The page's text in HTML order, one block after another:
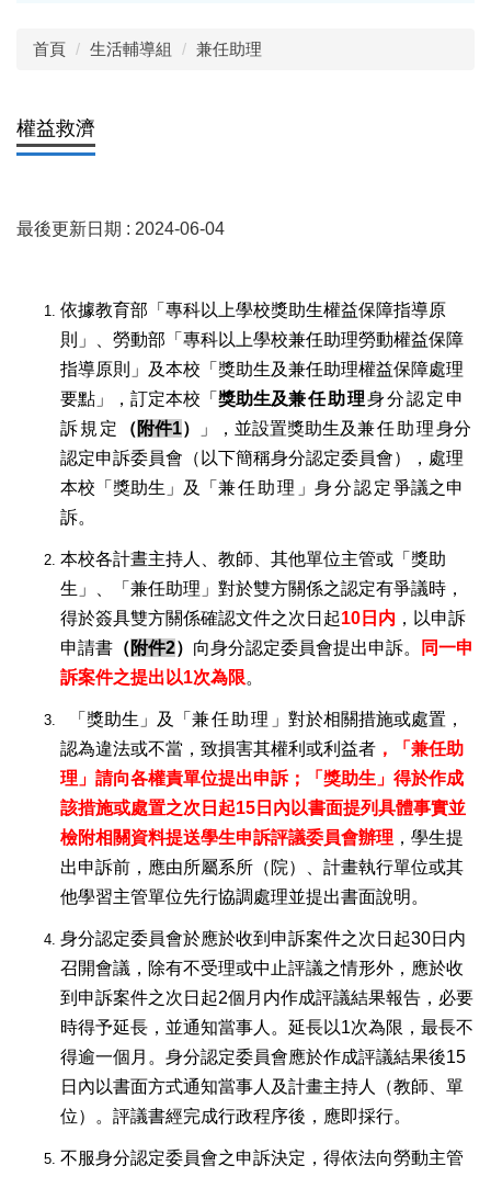
首頁 生活輔導組 兼任助理
權益救濟
最後更新日期 : 2024-06-04
依據教育部「專科以上學校獎助生權益保障指導原
則」、勞動部「專科以上學校兼任助理勞動權益保障
指導原則」及本校「獎助生及兼任助理權益保障處理
要點」
，訂定本校「 獎助生及兼任助理身分認定申
訴規定
（附件1） 」，並設置獎助生及兼任助理身分
認定申訴委員會 （以下簡稱身分認定委員會）， 處理
本校「獎助生」及「 兼任助理 」 身分認定爭議之申
訴。
本校各計晝主持人、教師、其他單位主管或「獎助
生」、「兼任助理」對於雙方關係之認定有爭議時，
得於簽具雙方關係確認文件之次日起10日内 ，以申訴
申請書 （附件2） 向身分認定委員會提出申訴。
同一申
訴案件之提出以1次為限。
「獎助生」及「 兼任助理 」對於相關措施或處置，
認為違法或不當，致損害其權利或利益者 ，「兼任助
理」請向各權責單位提出申訴；「獎助生」得於作成
該措施或處置之次日起15日內以書面提列具體事實並
檢附相關資料提送學生申訴評議委員會辦理 ，學生提
出申訴前，應由所屬系所（院）、計畫執行單位或其
他學習主管單位先行協調處理並提出書面說明。
身分認定委員會於應於收到申訴案件之次日起30日内
召開會議，除有不受理或中止評議之情形外，應於收
到申訴案件之次日起2個月内作成評議結果報告，必要
時得予延長，並通知當事人。延長以1次為限，最長不
得逾一個月。身分認定委員會應於作成評議結果後15
日內以書面方式通知當事人及計畫主持人（教師、單
位）。評議書經完成行政程序後，應即採行。
不服身分認定委員會之申訴決定，得依法向勞動主管